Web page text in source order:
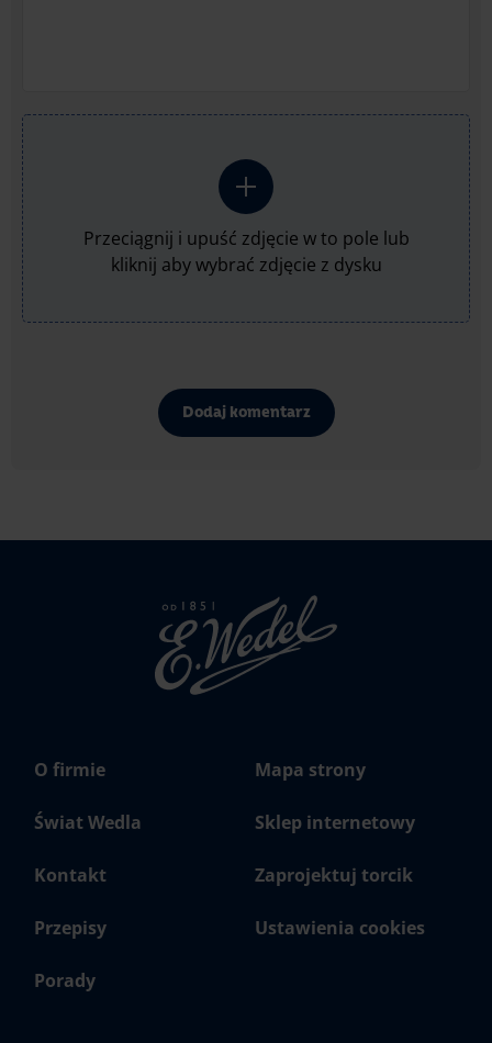
Przeciągnij i upuść zdjęcie w to pole lub
kliknij aby wybrać zdjęcie z dysku
Dodaj komentarz
Strona
głowna
Wedel.pl
O firmie
Świat Wedla
Kontakt
Przepisy
Porady
Mapa strony
Sklep internetowy
Zaprojektuj torcik
Ustawienia cookies